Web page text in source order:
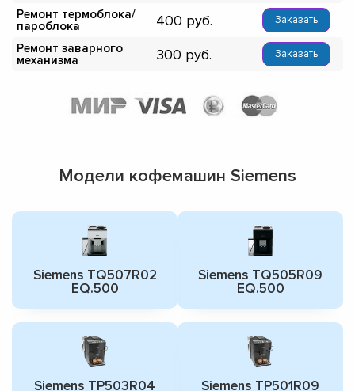
Ремонт термоблока/
пароблока
400 Заказать
Ремонт заварного
механизма
300 Заказать
Модели кофемашин Siemens
Siemens TQ507R02
EQ.500
Siemens TQ505R09
EQ.500
Siemens TP503R04
Siemens TP501R09